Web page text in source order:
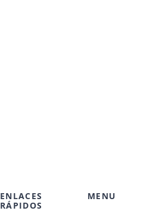
ENLACES
RÁPIDOS
MENU